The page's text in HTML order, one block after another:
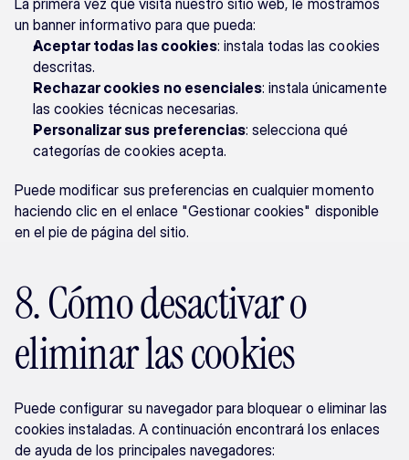
La primera vez que visita nuestro sitio web, le mostramos
un banner informativo para que pueda:
Aceptar todas las cookies: instala todas las cookies
descritas.
Rechazar cookies no esenciales: instala únicamente
las cookies técnicas necesarias.
Personalizar sus preferencias: selecciona qué
categorías de cookies acepta.
Puede modificar sus preferencias en cualquier momento
haciendo clic en el enlace "Gestionar cookies" disponible
en el pie de página del sitio.
8. Cómo desactivar o
eliminar las cookies
Puede configurar su navegador para bloquear o eliminar las
cookies instaladas. A continuación encontrará los enlaces
de ayuda de los principales navegadores: